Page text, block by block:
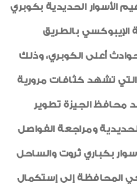
الأسوار الحديدية بكوبري
الإيبوكسي بالطريق
أعلى الكوبري، وذلك
التي تشهد كثافات مرورية
محافظ الجيزة تطوير
ومراجعة الفواصل
بكباري ثروت والساحل
المحافظة إلى إستكمال